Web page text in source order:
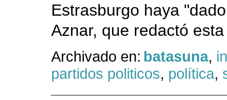
Estrasburgo haya
Aznar, que redactó
Archivado en: batasuna,
partidos politicos, política,